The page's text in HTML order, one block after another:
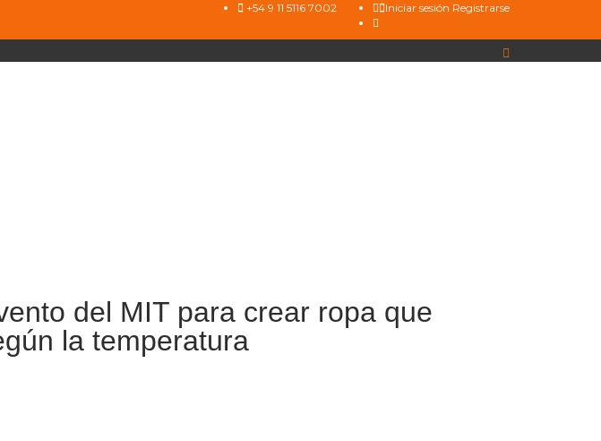
Iniciar sesión Registrarse
+54 9 11 5116 7002
del MIT para crear ropa que
la temperatura